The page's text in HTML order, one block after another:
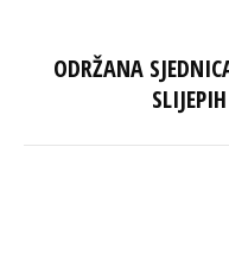
ODRŽANA